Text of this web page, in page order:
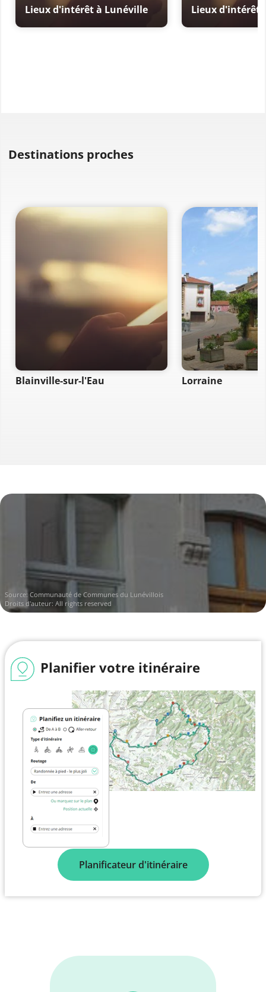
Lieux d'intérêt à Lunéville Lieux d'intérêt
Destinations proches
Blainville-sur-l'Eau Lorraine
Source: Communauté de Communes du Lunévillois
Droits d'auteur: All rights reserved
Planifier votre itinéraire
Planificateur d'itinéraire